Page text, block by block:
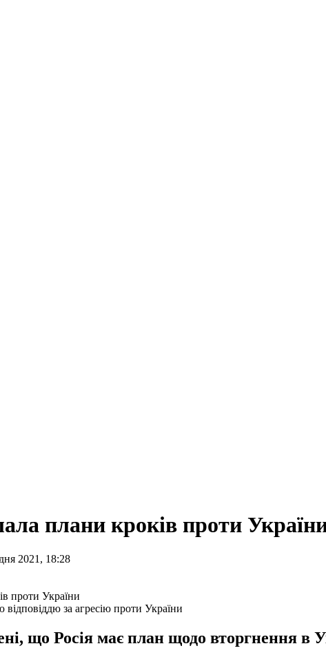
плани кроків проти
2021, 18:28
відповіддю за агресію проти України
що Росія має план щодо вторгнення в